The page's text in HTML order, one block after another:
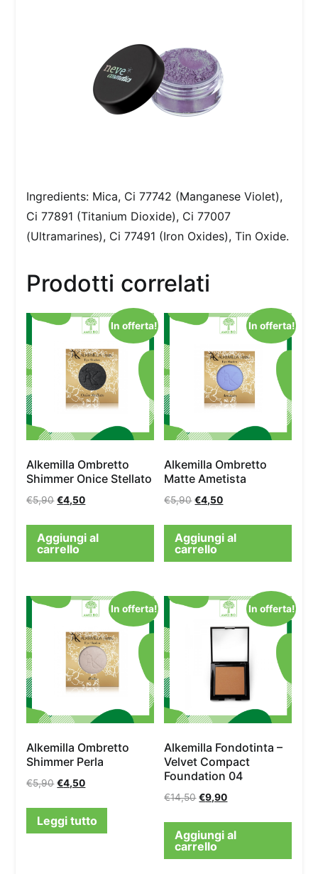
Ingredients: Mica, Ci 77742 (Manganese Violet),
Ci 77891 (Titanium Dioxide), Ci 77007
(Ultramarines), Ci 77491 (Iron Oxides), Tin Oxide.
Prodotti correlati
In offerta!
Alkemilla Ombretto
Shimmer Onice Stellato
€5,90 €4,50
Aggiungi al
carrello
In offerta!
Alkemilla Ombretto
Matte Ametista
€5,90 €4,50
Aggiungi al
carrello
In offerta!
Alkemilla Ombretto
Shimmer Perla
€5,90 €4,50
Leggi tutto
In offerta!
Alkemilla Fondotinta –
Velvet Compact
Foundation 04
€14,50 €9,90
Aggiungi al
carrello